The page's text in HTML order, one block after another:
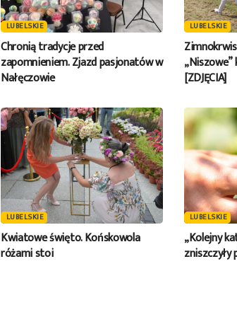
LUBELSKIE
Chronią tradycje przed
zapomnieniem. Zjazd pasjonatów w
Nałęczowie
LUBELSKIE
[ZDJĘCIA]
LUBELSKIE
Kwiatowe święto. Końskowola
różami stoi
LUBELSKIE
„Kolejny
zniszczyły